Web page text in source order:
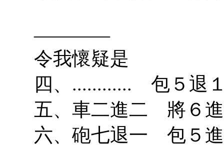
————
令我懷疑是
四、............ 包５退
五、車二進二 將６
六、砲七退一 包５